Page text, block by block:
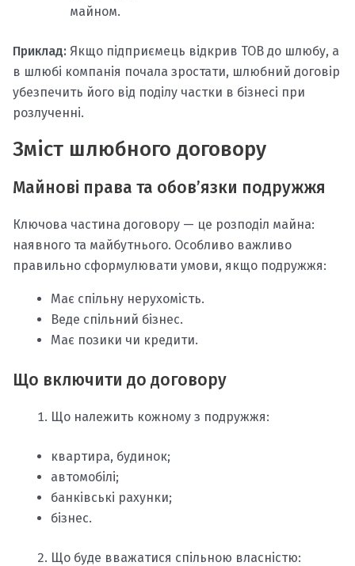
майном.
Приклад: Якщо підприємець відкрив ТОВ до шлюбу, а
в шлюбі компанія почала зростати, шлюбний договір
убезпечить його від поділу частки в бізнесі при
розлученні.
Зміст шлюбного договору
Майнові права та обов’язки подружжя
Ключова частина договору — це розподіл майна:
наявного та майбутнього. Особливо важливо
правильно сформулювати умови, якщо подружжя:
Має спільну нерухомість.
Веде спільний бізнес.
Має позики чи кредити.
Що включити до договору
Що належить кожному з подружжя:
квартира, будинок;
автомобілі;
банківські рахунки;
бізнес.
Що буде вважатися спільною власністю: